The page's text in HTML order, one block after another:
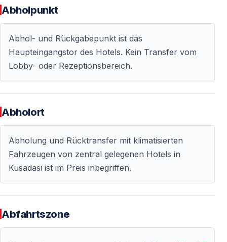
Abholpunkt
Abhol- und Rückgabepunkt ist das
Haupteingangstor des Hotels. Kein Transfer vom
Lobby- oder Rezeptionsbereich.
Abholort
Abholung und Rücktransfer mit klimatisierten
Fahrzeugen von zentral gelegenen Hotels in
Kusadasi ist im Preis inbegriffen.
Abfahrtszone